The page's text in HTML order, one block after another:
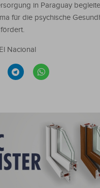
in Paraguay
für die psychische
Nacional